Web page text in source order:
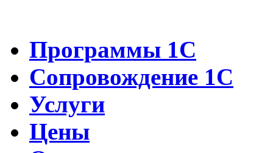
Программы 1С
Сопровождение 1С
Услуги
Цены